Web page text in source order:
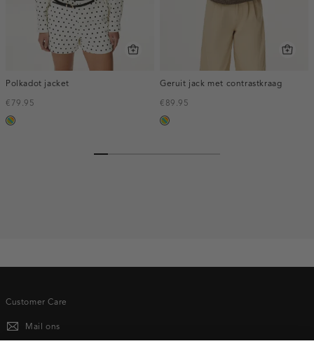
Polkadot jacket
€79.95
meerkleurig
Geruit jack met contrastkraag
€89.95
meerkleurig
Customer Care
Mail ons